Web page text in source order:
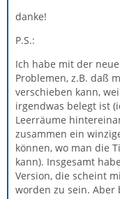
danke!
P.S.:
Ich habe mit der
Problemen, z.B. daß
verschieben kann,
irgendwas belegt ist
Leerräume
zusammen ein
können, wo man die
kann). Insgesamt
Version, die scheint
worden zu sein.